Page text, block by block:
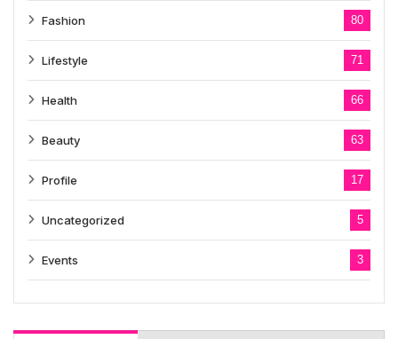
Fashion 80
Lifestyle 71
Health 66
Beauty 63
Profile 17
Uncategorized 5
Events 3